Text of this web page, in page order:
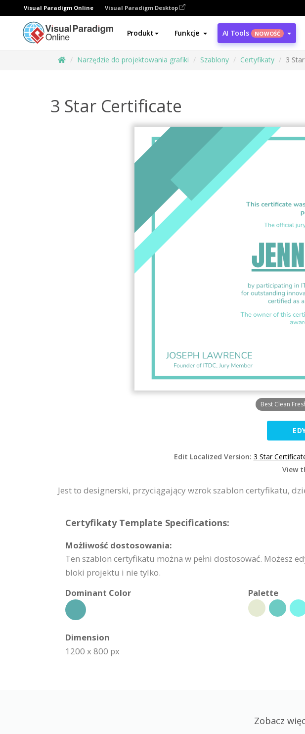
Visual Paradigm Online Visual Paradigm Desktop
Produkt Funkcje AI Tools NOWOŚĆ
Narzędzie do projektowania grafiki Szablony Certyfikaty 3
3 Star Certificate
Best Clean
Edit Localized Version: 3 Star
View
Jest to designerski, przyciągający wzrok szablon certyfikatu,
Certyfikaty Template Specifications:
Możliwość dostosowania:
Ten szablon certyfikatu można w pełni dostosować. Możesz
bloki projektu i nie tylko.
Dominant Color
Palette
Dimension
1200 x 800 px
Zobacz